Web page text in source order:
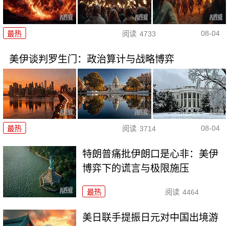
最热 阅读 4733 08-04
美伊谈判罗生门：政治算计与战略博弈
最热 阅读 3714 08-04
特朗普痛批伊朗口是心非：美伊
博弈下的谎言与极限施压
最热 阅读 4464
美日联手提振日元对中国出境游